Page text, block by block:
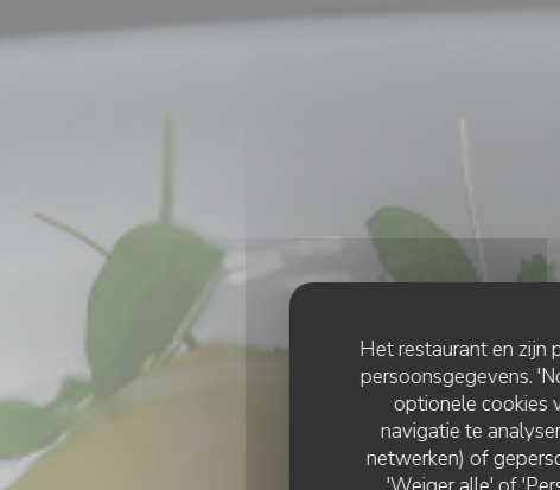
Het restaurant en zijn
persoonsgegevens.
optionele cookies
navigatie te
netwerken) of